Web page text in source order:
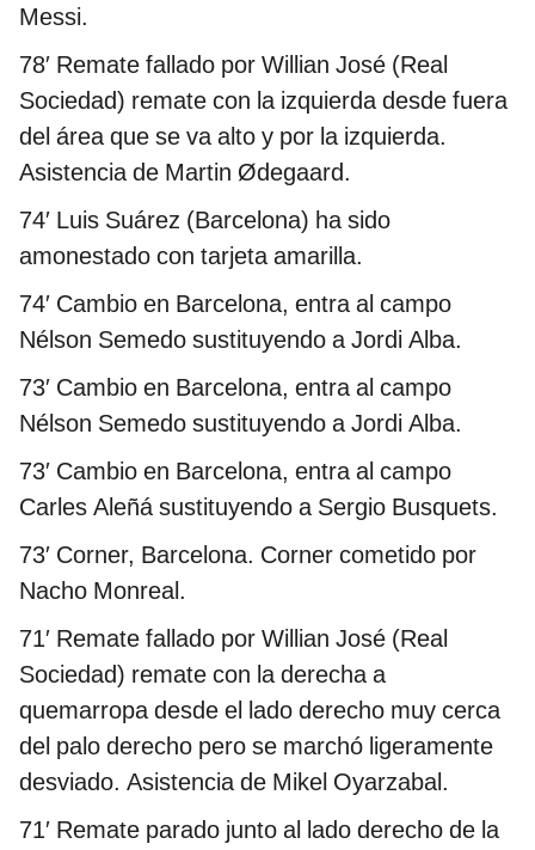
Messi.
78′ Remate fallado por Willian José (Real
Sociedad) remate con la izquierda desde fuera
del área que se va alto y por la izquierda.
Asistencia de Martin Ødegaard.
74′ Luis Suárez (Barcelona) ha sido
amonestado con tarjeta amarilla.
74′ Cambio en Barcelona, entra al campo
Nélson Semedo sustituyendo a Jordi Alba.
73′ Cambio en Barcelona, entra al campo
Nélson Semedo sustituyendo a Jordi Alba.
73′ Cambio en Barcelona, entra al campo
Carles Aleñá sustituyendo a Sergio Busquets.
73′ Corner, Barcelona. Corner cometido por
Nacho Monreal.
71′ Remate fallado por Willian José (Real
Sociedad) remate con la derecha a
quemarropa desde el lado derecho muy cerca
del palo derecho pero se marchó ligeramente
desviado. Asistencia de Mikel Oyarzabal.
71′ Remate parado junto al lado derecho de la